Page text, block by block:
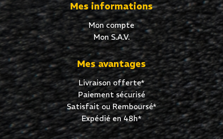
Mes informations
Mon compte
Mon S.A.V.
Mes avantages
Livraison offerte*
Paiement sécurisé
Satisfait ou Remboursé*
Expédié en 48h*